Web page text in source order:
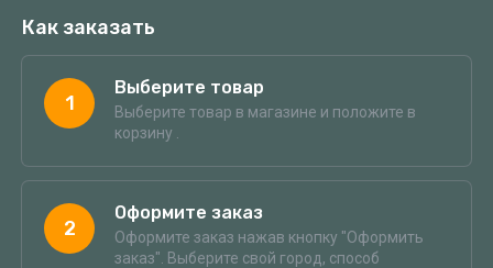
Как заказать
1
Выберите товар
Выберите товар в магазине и положите в
корзину .
2
Оформите заказ
Оформите заказ нажав кнопку "Оформить
заказ". Выберите свой город, способ